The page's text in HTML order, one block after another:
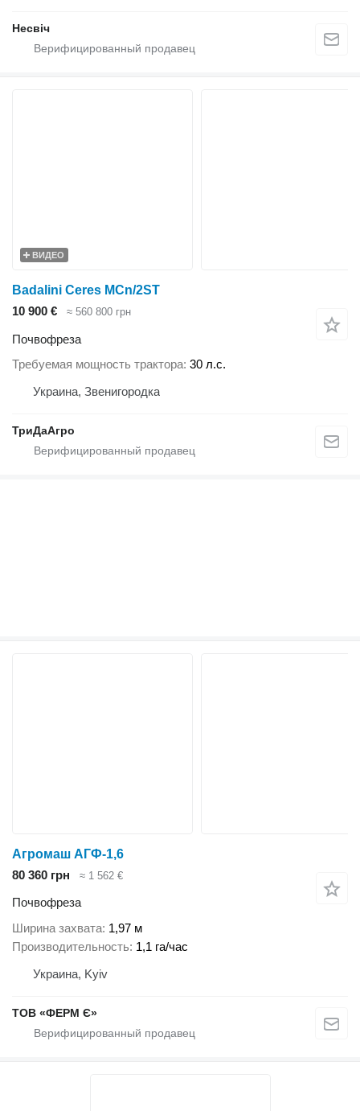
Несвіч
ВИДЕО
Badalini Ceres MCn/2ST
10 900 €
≈ 560 800 грн
Почвофреза
Требуемая мощность трактора 30 л.с.
Украина, Звенигородка
ТриДаАгро
Агромаш АГФ-1,6
80 360 грн
≈ 1 562 €
Почвофреза
Ширина захвата 1,97 м
Производительность 1,1 га/час
Украина, Kyiv
ТОВ «ФЕРМ Є»